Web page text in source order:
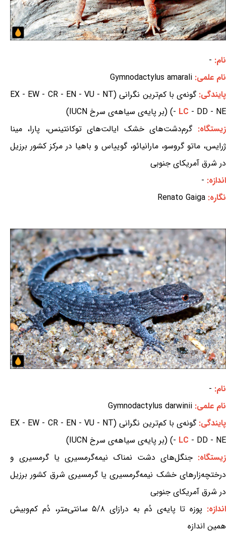
نام: -
نام علمی: Gymnodactylus amarali
پایندگی:
گونه‌ی با کم‌ترین نگرانی (EX - EW - CR - EN - VU - NT
- LC - DD - NE) (بر پایه‌ی سیاهه‌ی سرخ IUCN)
زیستگاه:گرم‌دشت‌های خشک ایالت‌های توکانتینس، پارا، مینا
ژرایس، ماتو گروسو، مارانیائو، گوییاس و باهیا در مرکز کشور برزیل
در شرق آمریکای جنوبی
اندازه: -
نگاره: Renato Gaiga
نام: -
نام علمی: Gymnodactylus darwinii
پایندگی:
گونه‌ی با کم‌ترین نگرانی (EX - EW - CR - EN - VU - NT
- LC - DD - NE) (بر پایه‌ی سیاهه‌ی سرخ IUCN)
زیستگاه: جنگل‌های دشت نمناک نیمه‌گرمسیری یا گرمسیری و
درختچه‌زارهای خشک نیمه‌گرمسیری یا گرمسیری شرق کشور برزیل
در شرق آمریکای جنوبی
اندازه:
پوزه تا پایه‌ی دُم به درازای ۵/۸ سانتی‌متر، دُم کم‌وبیش
همین اندازه